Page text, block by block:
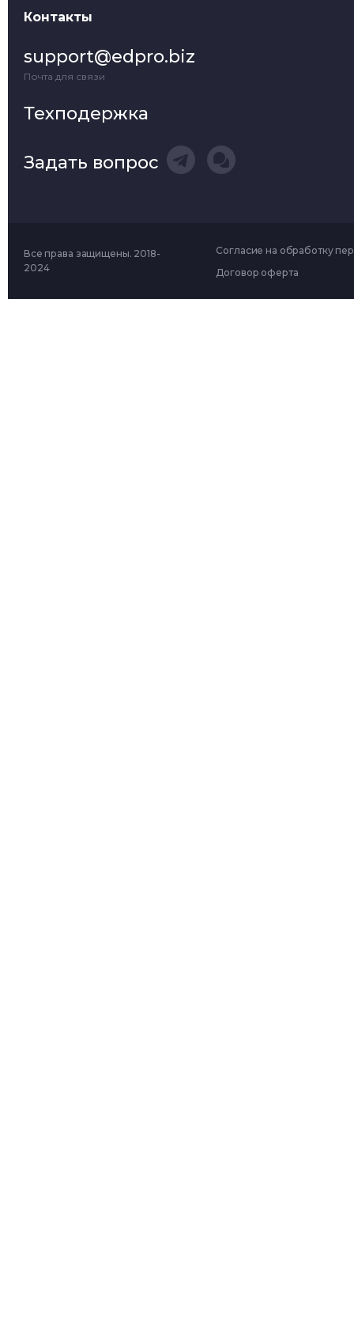
Контакты
support@edpro.biz
Почта для связи
Техподержка
Задать вопрос
Все права защищены. 2018-
2024
Согласие на обработку
Договор оферта